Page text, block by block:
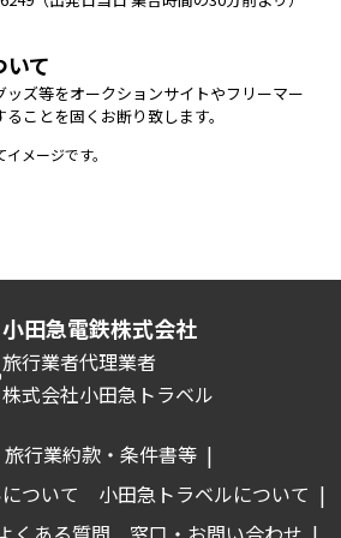
て
ズ等をオークションサイトやフリーマー
ことを固くお断り致します。
メージです。
小田急電鉄株式会社
旅行業者代理業者
株式会社小田急トラベル
旅行業約款・条件書等 |
ついて
小田急トラベルについて |